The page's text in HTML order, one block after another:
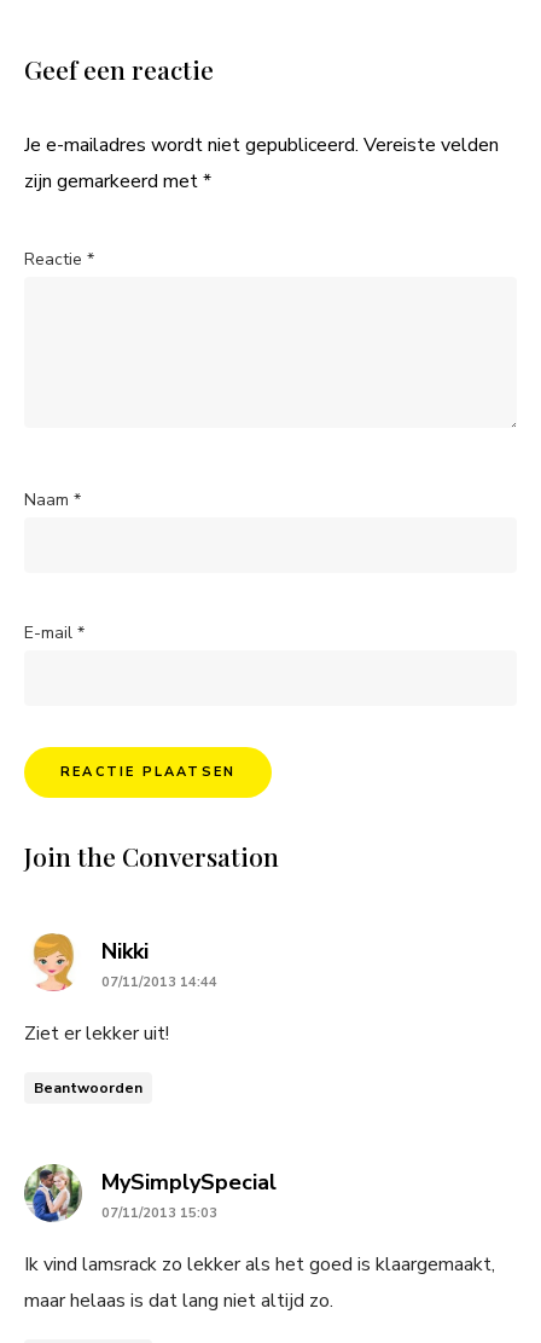
Geef een reactie
Je e-mailadres wordt niet gepubliceerd. Vereiste velden
zijn gemarkeerd met*
Reactie *
Naam *
E-mail *
Join the Conversation
Nikkisays:
07/11/2013 14:44
Ziet er lekker uit!
Beantwoorden
MySimplySpecialsays:
07/11/2013 15:03
Ik vind lamsrack zo lekker als het goed is klaargemaakt,
maar helaas is dat lang niet altijd zo.